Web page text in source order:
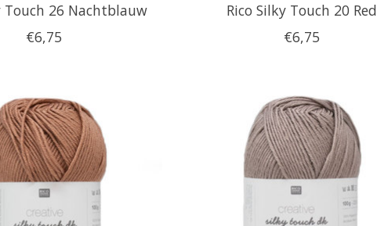
Touch 26 Nachtblauw
€6,75
Rico Silky Touch 20 Red
€6,75